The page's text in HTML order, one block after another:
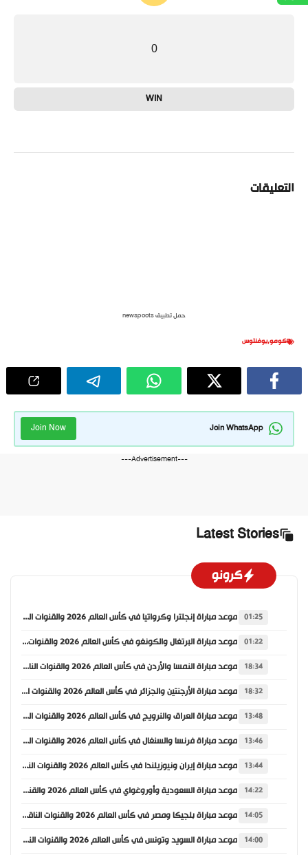
0
WIN
التعليقات
حمل تطبيق newspoots
كومو,يوفنتوس
Join WhatsApp
Join Now
---Advertisement---
Latest Stories
كرونو
01:25 موعد مباراة إنجلترا وكرواتيا في كأس العالم 2026 والقنوات الناقلة
01:22 موعد مباراة البرتغال والكونغو في كأس العالم 2026 والقنوات الناقلة
18:34 موعد مباراة النمسا والأردن في كأس العالم 2026 والقنوات الناقلة
18:32 موعد مباراة الأرجنتين والجزائر في كأس العالم 2026 والقنوات الناقلة
13:48 موعد مباراة العراق والنرويج في كأس العالم 2026 والقنوات الناقلة
13:46 موعد مباراة فرنسا والسنغال في كأس العالم 2026 والقنوات الناقلة
13:44 موعد مباراة إيران ونيوزيلندا في كأس العالم 2026 والقنوات الناقلة
14:22 موعد مباراة السعودية وأوروغواي في كأس العالم 2026 والقنوات الناقلة
14:05 موعد مباراة بلجيكا ومصر في كأس العالم 2026 والقنوات الناقلة
14:00 موعد مباراة السويد وتونس في كأس العالم 2026 والقنوات الناقلة